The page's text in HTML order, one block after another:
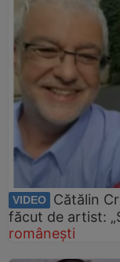
VIDEO
Cătălin
făcut de artist:
românești